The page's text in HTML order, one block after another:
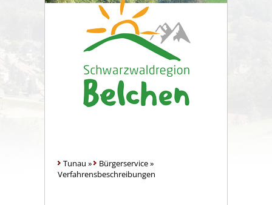
Tunau » Bürgerservice»
Verfahrensbeschreibungen